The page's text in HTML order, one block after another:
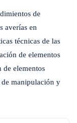
de
averías en
técnicas de las
de elementos
de elementos
de manipulación y